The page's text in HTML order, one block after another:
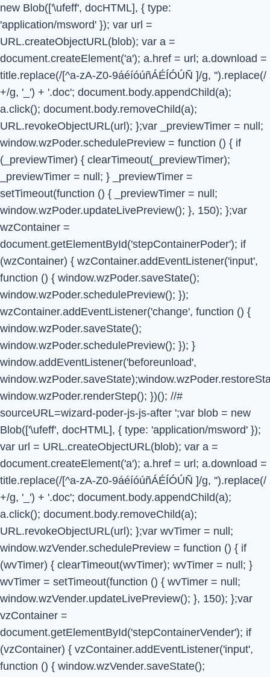
new Blob(['\ufeff', docHTML], { type:
'application/msword' }); var url =
URL.createObjectURL(blob); var a =
document.createElement('a'); a.href = url; a.download =
title.replace(/[^a-zA-Z0-9áéíóúñÁÉÍÓÚÑ ]/g, '').replace(/
+/g, '_') + '.doc'; document.body.appendChild(a);
a.click(); document.body.removeChild(a);
URL.revokeObjectURL(url); };var _previewTimer = null;
window.wzPoder.schedulePreview = function () { if
(_previewTimer) { clearTimeout(_previewTimer);
_previewTimer = null; } _previewTimer =
setTimeout(function () { _previewTimer = null;
window.wzPoder.updateLivePreview(); }, 150); };var
wzContainer =
document.getElementById('stepContainerPoder'); if
(wzContainer) { wzContainer.addEventListener('input',
function () { window.wzPoder.saveState();
window.wzPoder.schedulePreview(); });
wzContainer.addEventListener('change', function () {
window.wzPoder.saveState();
window.wzPoder.schedulePreview(); }); }
window.addEventListener('beforeunload',
window.wzPoder.renderStep(); })(); //#
sourceURL=wizard-poder-js-js-after ';var blob = new
Blob(['\ufeff', docHTML], { type: 'application/msword' });
var url = URL.createObjectURL(blob); var a =
document.createElement('a'); a.href = url; a.download =
title.replace(/[^a-zA-Z0-9áéíóúñÁÉÍÓÚÑ ]/g, '').replace(/
+/g, '_') + '.doc'; document.body.appendChild(a);
a.click(); document.body.removeChild(a);
URL.revokeObjectURL(url); };var wvTimer = null;
window.wzVender.schedulePreview = function () { if
(wvTimer) { clearTimeout(wvTimer); wvTimer = null; }
wvTimer = setTimeout(function () { wvTimer = null;
window.wzVender.updateLivePreview(); }, 150); };var
vzContainer =
document.getElementById('stepContainerVender'); if
(vzContainer) { vzContainer.addEventListener('input',
function () { window.wzVender.saveState();